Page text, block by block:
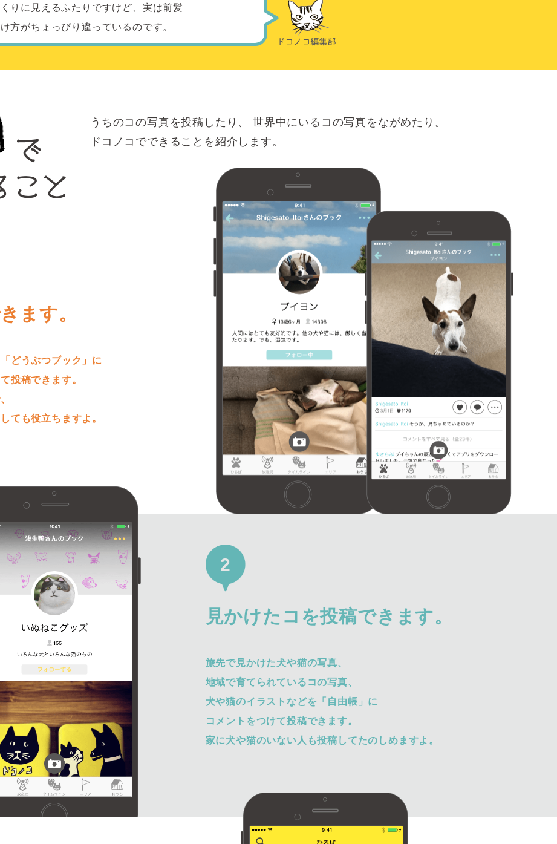
りに見えるふたりですけど、実は前髪
方がちょっぴり違っているのです。
うちのコの写真を投稿したり、
世界中にいるコの写真をながめたり。
ドコノコでできることを紹介します。
ます。
どうぶつブック」に
投稿できます。
ても役立ちますよ。
2
見かけたコを投稿できます。
旅先で見かけた犬や猫の写真、
地域で育てられているコの写真、
犬や猫のイラストなどを「自由帳」に
コメントをつけて投稿できます。
家に犬や猫のいない人も投稿してたのしめますよ。